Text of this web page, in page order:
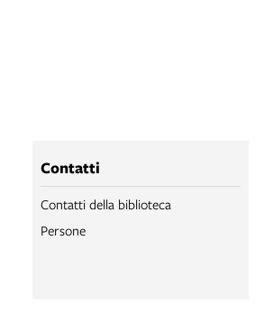
Contatti
Contatti della biblioteca
Persone